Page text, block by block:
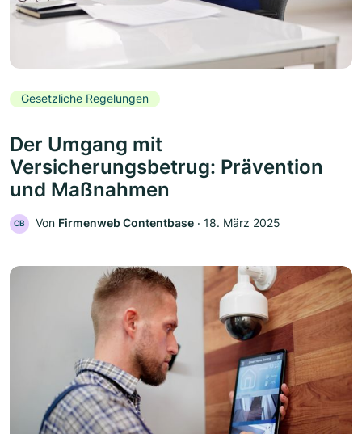
Gesetzliche Regelungen
Der Umgang mit
Versicherungsbetrug: Prävention
und Maßnahmen
CB Von Firmenweb Contentbase ‧ 18. März 2025